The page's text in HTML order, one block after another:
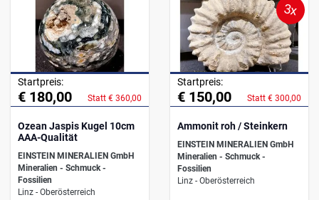
Startpreis:
€ 180,00 Statt € 360,00
Ozean Jaspis Kugel 10cm
AAA-Qualität
EINSTEIN MINERALIEN GmbH
Mineralien - Schmuck -
Fossilien
Linz - Oberösterreich
3x
Startpreis:
€ 150,00 Statt € 300,00
Ammonit roh / Steinkern
EINSTEIN MINERALIEN GmbH
Mineralien - Schmuck -
Fossilien
Linz - Oberösterreich